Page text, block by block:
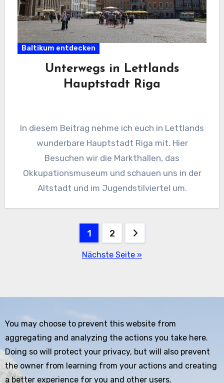
Baltikum entdecken
Unterwegs in Lettlands
Hauptstadt Riga
In diesem Beitrag nehme ich euch in Lettlands
wunderbare Hauptstadt Riga mit. Hier
Besuchen wir die Markthallen, das
Okkupationsmuseum und schauen uns in der
Altstadt und im Jugendstilviertel um.
Seitennummerierung
1 2
Nächste Seite »
You may choose to prevent this website from
aggregating and analyzing the actions you take here.
Doing so will protect your privacy, but will also prevent
the owner from learning from your actions and creating
a better experience for you and other users.